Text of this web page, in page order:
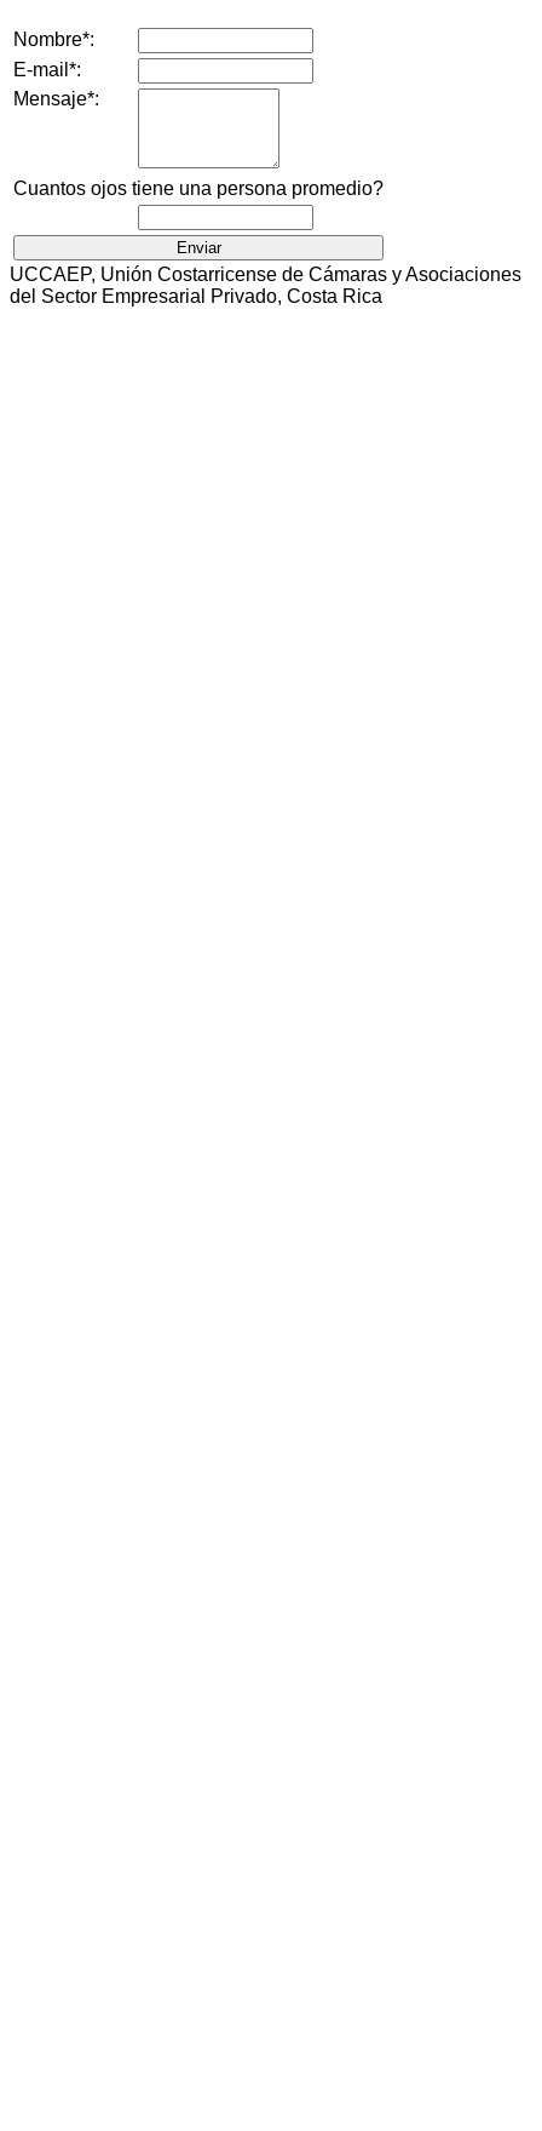
Nombre*:
E-mail*:
Mensaje*:
Cuantos ojos tiene una persona promedio?
UCCAEP, Unión Costarricense de Cámaras y Asociaciones
del Sector Empresarial Privado, Costa Rica